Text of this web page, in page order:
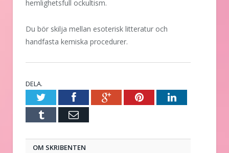
hemlighetsfull ockultism.
Du bör skilja mellan esoterisk litteratur och
handfasta kemiska procedurer.
DELA.
TwitterFacebookGoogle+PinterestLinkedIn
Tumblr E-
OM SKRIBENTEN